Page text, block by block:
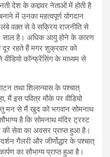
देश के कद्दावर नेताओं में होती है
में उनका महत्वपूर्ण योगदान
लंबे वक़्त से वे सक्रिय राजनीति से
साल है। अधिक आयु होने के कारण
दूर रहते हैं मगर शुक्रवार को
कॉन्फ्रेंसिंग के माध्यम से
तथा शिलान्यास के पश्चात्
मैं इस पवित्र मौके पर वीडियो
मन से मैं खुद को भगवान सोमनाथ
है कि सोमनाथ मंदिर ट्रस्ट
सेवा का अवसर प्राप्त हुआ है।
गैलरी और जीर्णोद्धार के पश्चात्
का सौभाग्य प्राप्त हुआ है।